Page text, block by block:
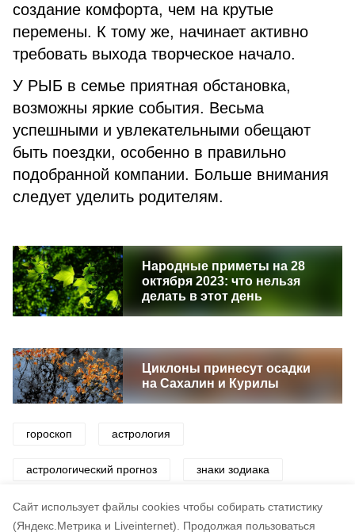
Cайт использует файлы cookies чтобы собирать статистику
(Яндекс.Метрика и Liveinternet).
Продолжая пользоваться
создание комфорта, чем на крутые
перемены. К тому же, начинает активно
требовать выхода творческое начало.
У РЫБ в семье приятная обстановка,
возможны яркие события. Весьма
успешными и увлекательными обещают
быть поездки, особенно в правильно
подобранной компании. Больше внимания
следует уделить родителям.
Народные приметы на 28
октября 2023: что нельзя
делать в этот день
Циклоны принесут осадки
на Сахалин и Курилы
гороскоп астрология
астрологический прогноз знаки зодиака
небо